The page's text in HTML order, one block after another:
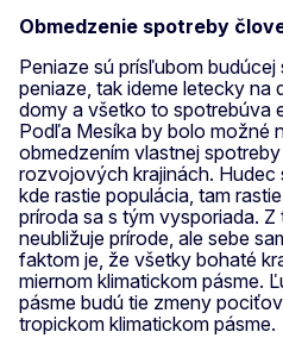
Obmedzenie spotreby
Peniaze sú prísľubom
peniaze, tak ideme letecky na
domy a všetko to spotrebúva
Podľa Mesíka by bolo možné
obmedzením vlastnej
rozvojových krajinách. Hudec
kde rastie populácia, tam
príroda sa s tým vysporiada.
neubližuje prírode, ale sebe
faktom je, že všetky bohaté
miernom klimatickom pásme.
pásme budú tie zmeny
tropickom klimatickom pásme.